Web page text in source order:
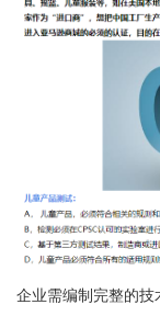
企业需编制完整的